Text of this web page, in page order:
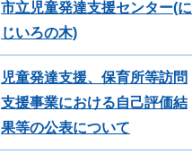
市立児童発達支援センター(に
じいろの木)
児童発達支援、保育所等訪問
支援事業における自己評価結
果等の公表について